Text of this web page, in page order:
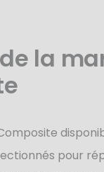
la
pour